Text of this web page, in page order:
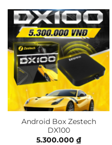
Android Box Zestech
DX100
5.300.000 ₫